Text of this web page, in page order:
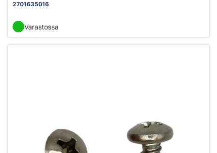
2701635016
Varastossa